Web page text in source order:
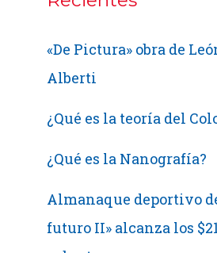
«De Pictura» obra de
Alberti
¿Qué es la teoría del
¿Qué es la Nanografía?
Almanaque deportivo
futuro II» alcanza los